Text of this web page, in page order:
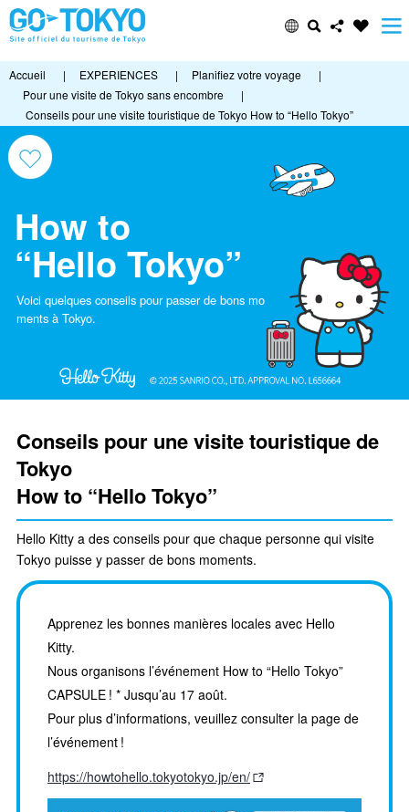
Accueil | EXPERIENCES | Planifiez votre voyage
|
Pour une visite de Tokyo sans encombre
|
Conseils pour une visite touristique de Tokyo How to “Hello Tokyo”
How to
“Hello Tokyo”
Voici quelques conseils pour passer de bons mo
ments à Tokyo.
Conseils pour une visite touristique de
Tokyo
How to “Hello Tokyo”
Hello Kitty a des conseils pour que chaque personne qui visite
Tokyo puisse y passer de bons moments.
Apprenez les bonnes manières locales avec Hello
Kitty.
Nous organisons l’événement How to “Hello Tokyo”
CAPSULE ! * Jusqu’au 17 août.
Pour plus d’informations, veuillez consulter la page de
l’événement !
https://howtohello.tokyotokyo.jp/en/